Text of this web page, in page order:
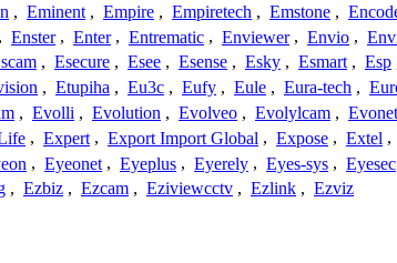
, Eminent , Empire , Empiretech , Emstone ,
, Enster , Enter , Entrematic , Enviewer , Envio ,
, Esecure , Esee , Esense , Esky , Esmart , Esp
, Etupiha , Eu3c , Eufy , Eule , Eura-tech ,
, Evolli , Evolution , Evolveo , Evolylcam , Evonet
, Expert , Export Import Global , Expose , Extel ,
, Eyeonet , Eyeplus , Eyerely , Eyes-sys , Eyesec
, Ezbiz , Ezcam , Eziviewcctv , Ezlink , Ezviz